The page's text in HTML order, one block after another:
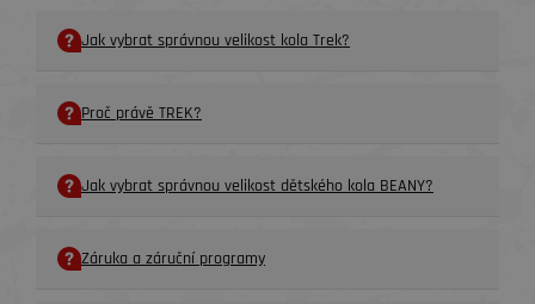
Jak vybrat správnou velikost kola Trek?
Proč právě TREK?
Jak vybrat správnou velikost dětského kola BEANY?
Záruka a záruční programy